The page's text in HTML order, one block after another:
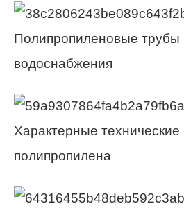
Полипропиленовые трубы
водоснабжения
Характерные технические
полипропилена